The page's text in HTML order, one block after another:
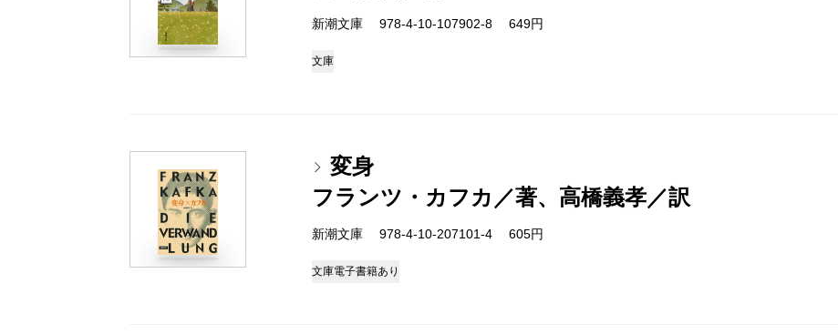
新潮文庫 978-4-10-107902-8 649円
文庫
変身
フランツ・カフカ／著、高橋義孝／訳
新潮文庫 978-4-10-207101-4 605円
文庫電子書籍あり